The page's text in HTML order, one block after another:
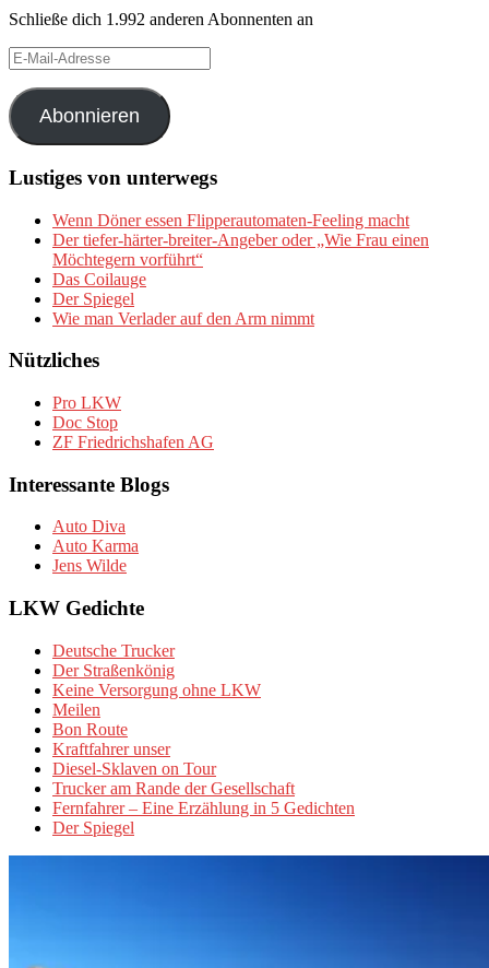
Schließe dich 1.992 anderen Abonnenten an
E-
Mail-
Adresse
Abonnieren
Lustiges von unterwegs
Wenn Döner essen Flipperautomaten-Feeling macht
Der tiefer-härter-breiter-Angeber oder „Wie Frau einen
Möchtegern vorführt“
Das Coilauge
Der Spiegel
Wie man Verlader auf den Arm nimmt
Nützliches
Pro LKW
Doc Stop
ZF Friedrichshafen AG
Interessante Blogs
Auto Diva
Auto Karma
Jens Wilde
LKW Gedichte
Deutsche Trucker
Der Straßenkönig
Keine Versorgung ohne LKW
Meilen
Bon Route
Kraftfahrer unser
Diesel-Sklaven on Tour
Trucker am Rande der Gesellschaft
Fernfahrer – Eine Erzählung in 5 Gedichten
Der Spiegel